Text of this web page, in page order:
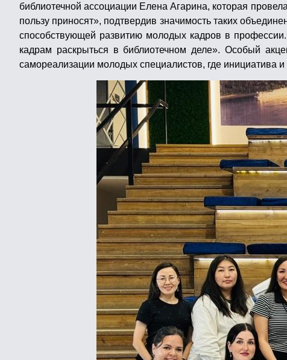
библиотечной ассоциации Елена Агарина, которая
пользу приносят», подтвердив значимость таких
способствующей развитию молодых кадров в
кадрам раскрыться в библиотечном деле». Особый
самореализации молодых специалистов, где инициатива